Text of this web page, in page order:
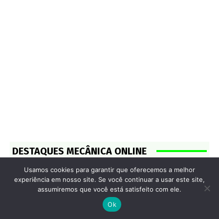
DESTAQUES MECÂNICA ONLINE
MERCADO
desvalorização entre os carros
Usamos cookies para garantir que oferecemos a melhor
experiência em nosso site. Se você continuar a usar este site,
assumiremos que você está satisfeito com ele.
Ok